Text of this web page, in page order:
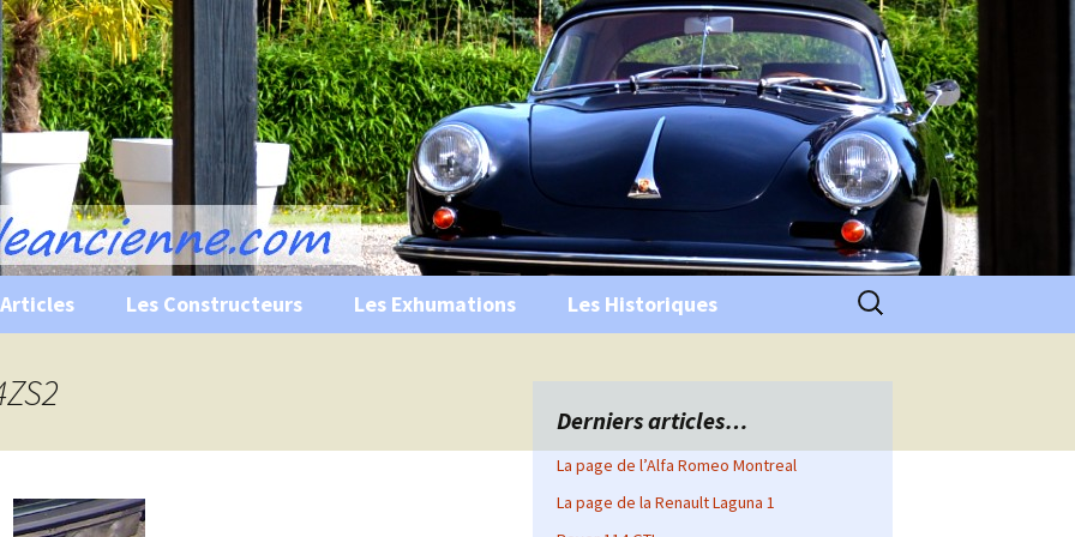
Ancienne
historiques …
Les Constructeurs Les Exhumations Les Historiques Rechercher :
Derniers articles…
La page de l’Alfa Romeo Montreal
La page de la Renault Laguna 1